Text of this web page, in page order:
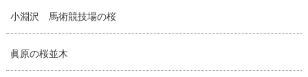
小淵沢 馬術競技場の桜
眞原の桜並木